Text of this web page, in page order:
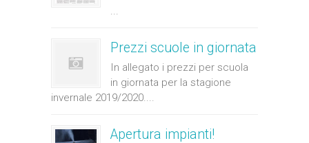
...
Prezzi scuole in giornata
In allegato i prezzi per scuola
in giornata per la stagione
invernale 2019/2020....
Apertura impianti!